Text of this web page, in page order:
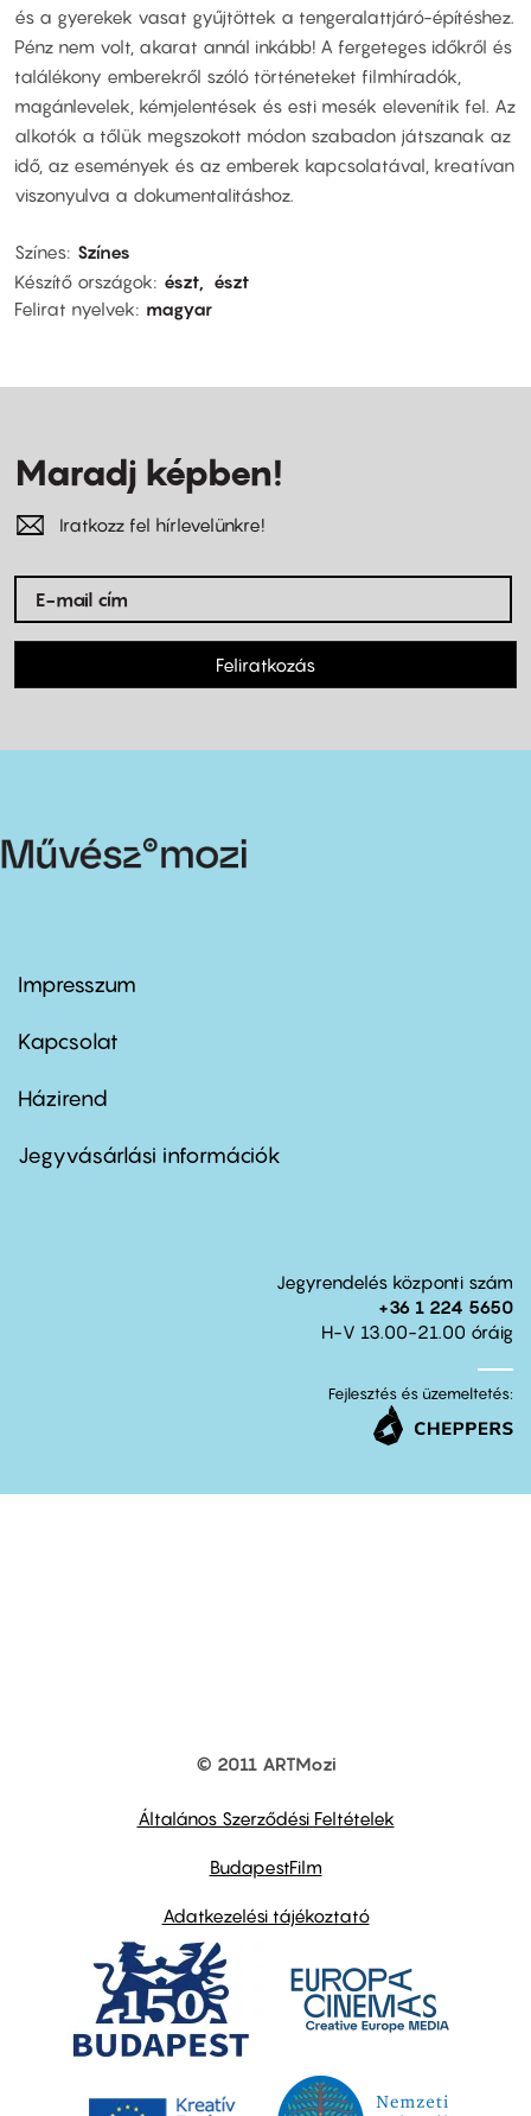
és a gyerekek vasat gyűjtöttek a tengeralattjáró-építéshez.
Pénz nem volt, akarat annál inkább! A fergeteges időkről és
találékony emberekről szóló történeteket filmhíradók,
magánlevelek, kémjelentések és esti mesék elevenítik fel. Az
alkotók a tőlük megszokott módon szabadon játszanak az
idő, az események és az emberek kapcsolatával, kreatívan
viszonyulva a dokumentalitáshoz.
Színes Színes
Készítő országok
észt
észt
Felirat nyelvek
magyar
Maradj képben!
Iratkozz fel hírlevelünkre!
Feliratkozás
Footer
first
Impresszum
Kapcsolat
Footer
second
Házirend
Jegyvásárlási információk
Jegyrendelés központi szám
+36 1 224 5650
H-V 13.00-21.00 óráig
Fejlesztés és üzemeltetés:
© 2011 ARTMozi
Általános Szerződési Feltételek
BudapestFilm
Adatkezelési tájékoztató